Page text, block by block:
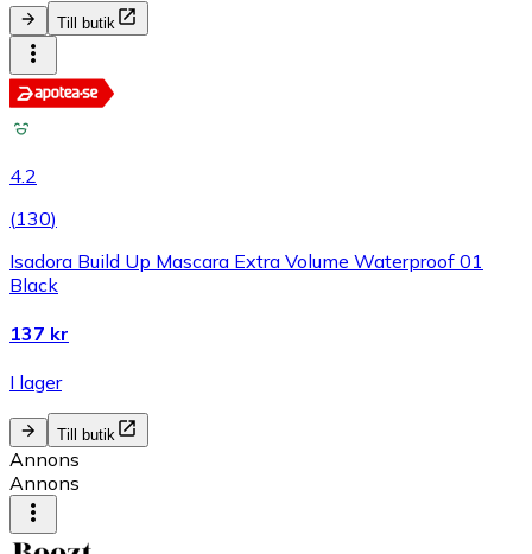
Till butik
4.2
(130)
Isadora Build Up Mascara Extra Volume Waterproof 01
Black
137 kr
I lager
Till butik
Annons
Annons